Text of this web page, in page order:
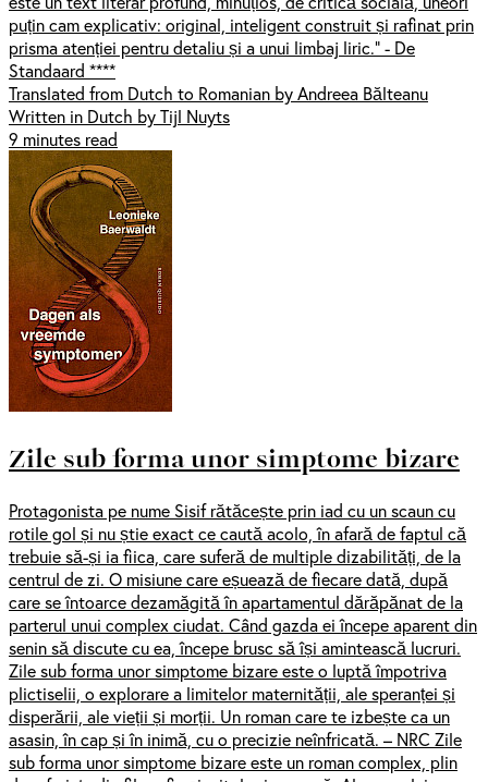
puțin cam explicativ: original, inteligent construit și rafinat prin
prisma atenției pentru detaliu și a unui limbaj liric.” - De
Standaard ****
Translated from Dutch to Romanian by Andreea Bălteanu
Written in Dutch by Tijl Nuyts
9 minutes read
Zile sub forma unor simptome bizare
Protagonista pe nume Sisif rătăcește prin iad cu un scaun cu
rotile gol și nu știe exact ce caută acolo, în afară de faptul că
trebuie să-și ia fiica, care suferă de multiple dizabilități, de la
centrul de zi. O misiune care eșuează de fiecare dată, după
care se întoarce dezamăgită în apartamentul dărăpănat de la
parterul unui complex ciudat. Când gazda ei începe aparent din
senin să discute cu ea, începe brusc să își amintească lucruri.
Zile sub forma unor simptome bizare este o luptă împotriva
plictiselii, o explorare a limitelor maternității, ale speranței și
disperării, ale vieții și morții. Un roman care te izbește ca un
asasin, în cap și în inimă, cu o precizie neînfricată. – NRC Zile
sub forma unor simptome bizare este un roman complex, plin